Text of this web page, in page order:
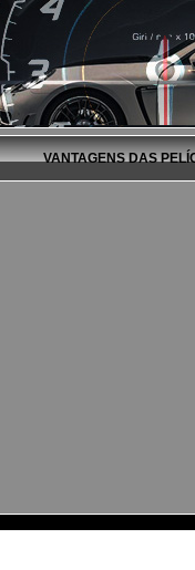
VANTAGENS DAS